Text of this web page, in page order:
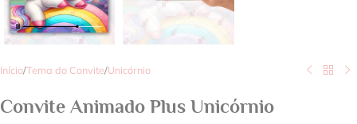
Início/Tema do Convite/Unicórnio
Convite Animado Plus Unicórnio